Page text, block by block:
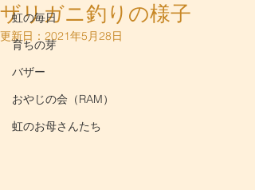
虹の毎日
育ちの芽
バザー
おやじの会（RAM）
虹のお母さんたち
ザリガニ釣りの様子
更新日： 2021年5月28日